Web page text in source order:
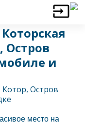
Остров
и
место на